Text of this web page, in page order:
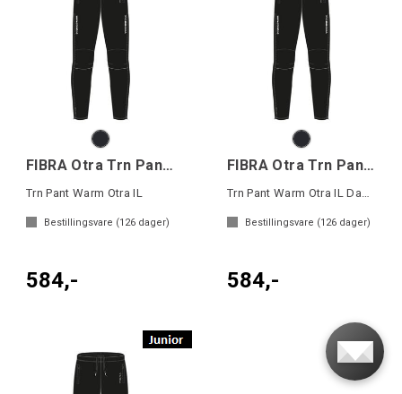
FIBRA Otra Trn Pant Wrm
Trn Pant Warm Otra IL
Bestillingsvare (126 dager)
584,-
FIBRA Otra Trn Pant Wrm W
Trn Pant Warm Otra IL Dame
Bestillingsvare (126 dager)
584,-